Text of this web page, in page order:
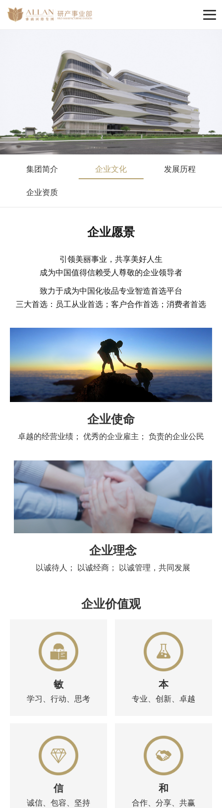
集团简介 企业文化 发展历程
企业资质
企业愿景
引领美丽事业，共享美好人生
成为中国值得信赖受人尊敬的企业领导者
致力于成为中国化妆品专业智造首选平台
三大首选：员工从业首选；客户合作首选；消费者首选
企业使命
卓越的经营业绩； 优秀的企业雇主； 负责的企业公民
企业理念
以诚待人； 以诚经商； 以诚管理，共同发展
企业价值观
敏
学习、行动、思考
本
专业、创新、卓越
信
诚信、包容、坚持
和
合作、分享、共赢